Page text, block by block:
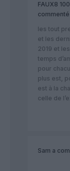
FAUX8
commenté
les tout
et les
2019 et
temps
pour
plus est,
est à la
celle de
Sam a